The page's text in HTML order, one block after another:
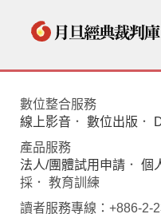
數位整合服務
線上影音 ． 數位出版 ．
產品服務
法人/團體試用申請 ． 個
採． 教育訓練
讀者服務專線：+886-